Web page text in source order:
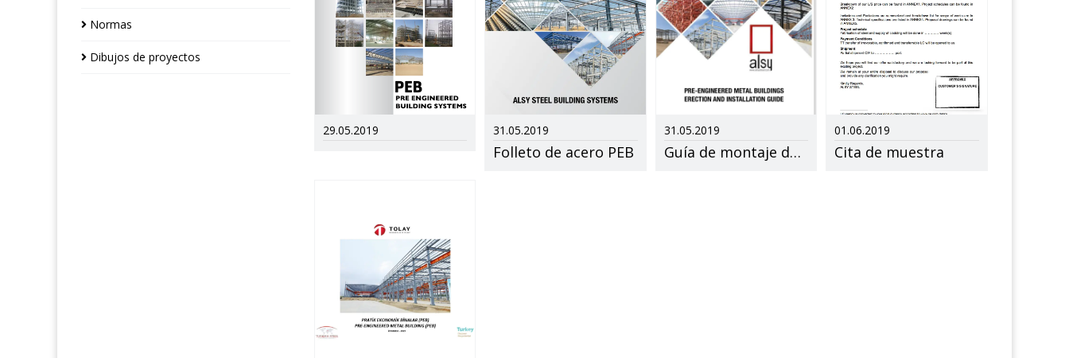
Normas
Dibujos de proyectos
29.05.2019 31.05.2019
Folleto de acero PEB
31.05.2019
Guía de montaje de acero Alsy
01.06.2019
Cita de muestra